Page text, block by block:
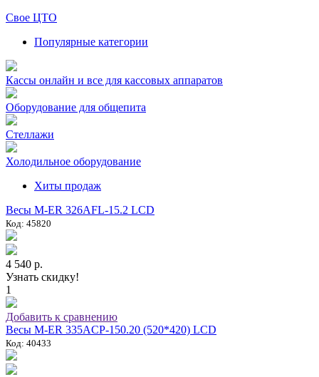
Свое ЦТО
Популярные категории
Кассы онлайн и все для кассовых аппаратов
Оборудование для общепита
Стеллажи
Холодильное оборудование
Хиты продаж
Весы M-ER 326AFL-15.2 LCD
Код: 45820
4 540 р.
Узнать скидку!
1
Добавить к сравнению
Весы M-ER 335ACP-150.20 (520*420) LCD
Код: 40433